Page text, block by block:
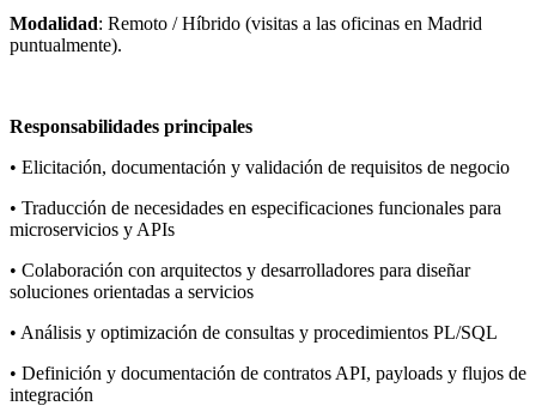
Modalidad: Remoto / Híbrido (visitas a las oficinas en Madrid
puntualmente).
Responsabilidades principales
• Elicitación, documentación y validación de requisitos de negocio
• Traducción de necesidades en especificaciones funcionales para
microservicios y APIs
• Colaboración con arquitectos y desarrolladores para diseñar
soluciones orientadas a servicios
• Análisis y optimización de consultas y procedimientos PL/SQL
• Definición y documentación de contratos API, payloads y flujos de
integración